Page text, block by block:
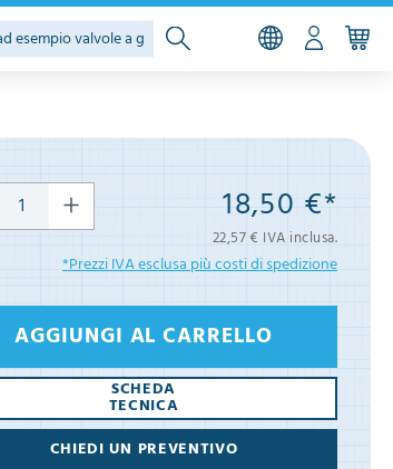
18,50 €*
22,57 € IVA inclusa.
*Prezzi IVA esclusa più costi di spedizione
AGGIUNGI AL CARRELLO
SCHEDA
TECNICA
CHIEDI UN PREVENTIVO